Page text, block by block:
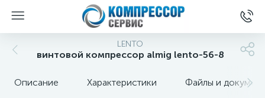
LENTO
винтовой компрессор almig lento-56-8
Описание Характеристики Файлы и